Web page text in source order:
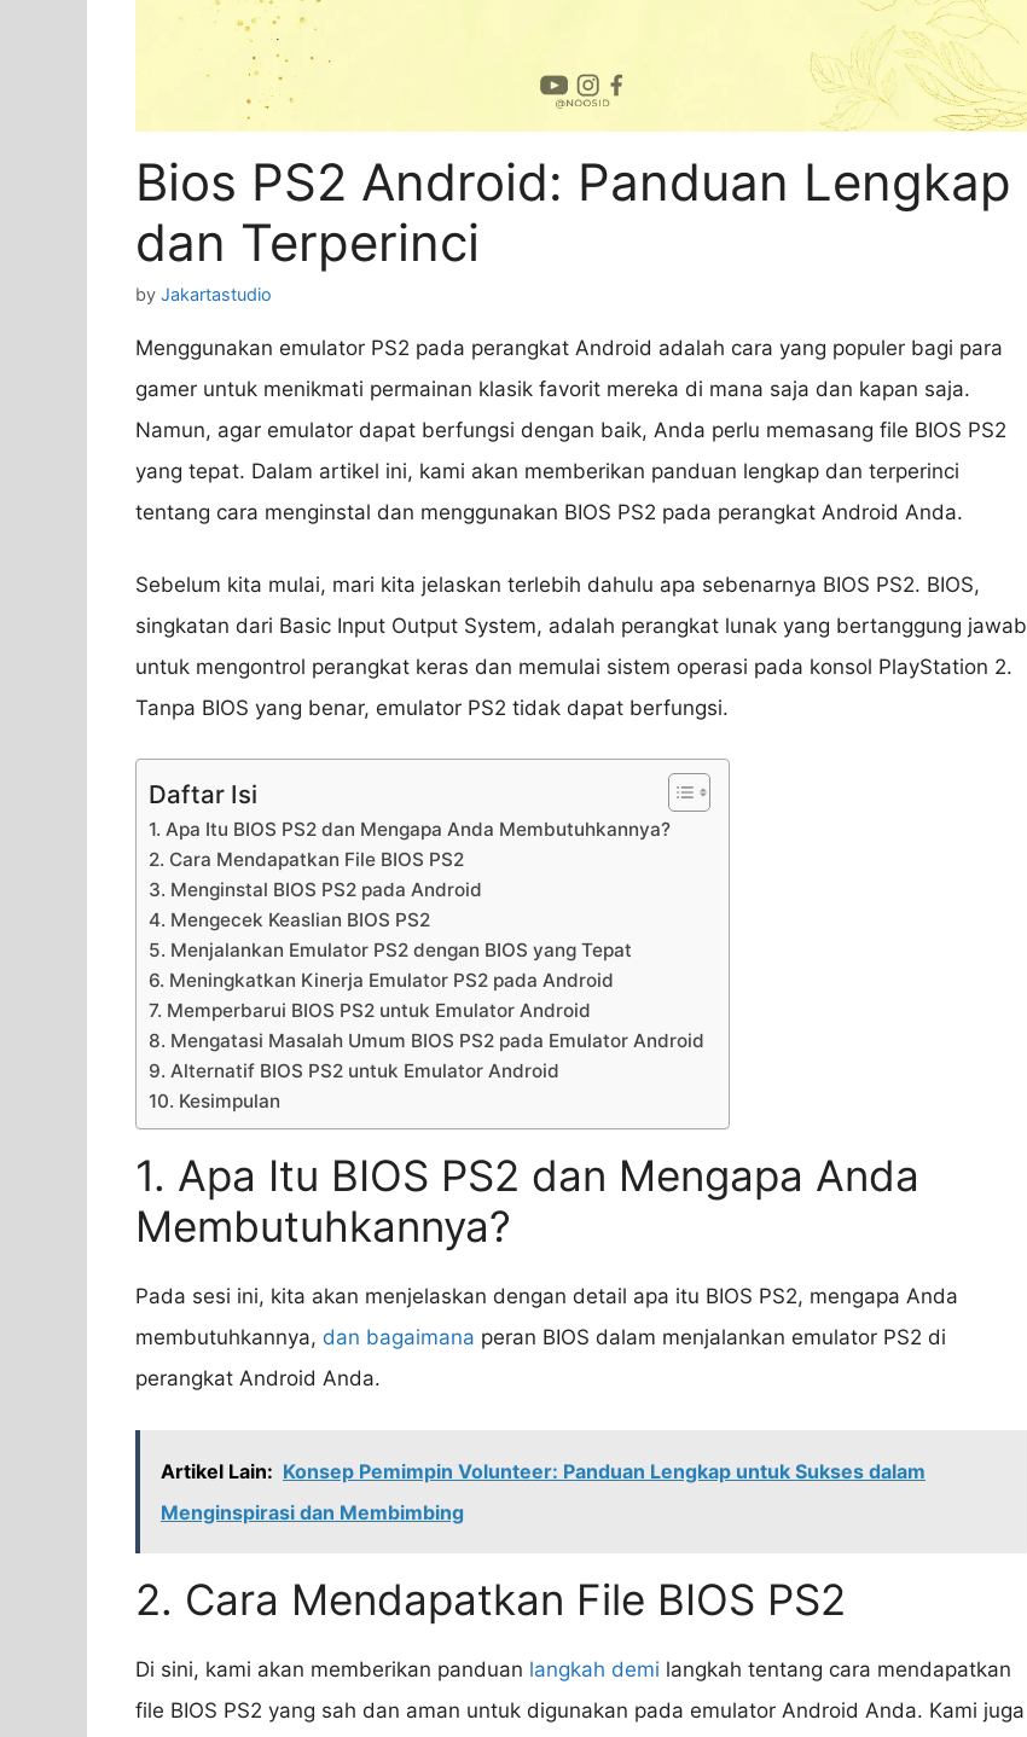
Bios PS2 Android: Panduan Lengkap
dan Terperinci
by Jakartastudio
Menggunakan emulator PS2 pada perangkat Android adalah cara yang populer bagi para
gamer untuk menikmati permainan klasik favorit mereka di mana saja dan kapan saja.
Namun, agar emulator dapat berfungsi dengan baik, Anda perlu memasang file BIOS PS2
yang tepat. Dalam artikel ini, kami akan memberikan panduan lengkap dan terperinci
tentang cara menginstal dan menggunakan BIOS PS2 pada perangkat Android Anda.
Sebelum kita mulai, mari kita jelaskan terlebih dahulu apa sebenarnya BIOS PS2. BIOS,
singkatan dari Basic Input Output System, adalah perangkat lunak yang bertanggung jawab
untuk mengontrol perangkat keras dan memulai sistem operasi pada konsol PlayStation 2.
Tanpa BIOS yang benar, emulator PS2 tidak dapat berfungsi.
Daftar Isi
1. Apa Itu BIOS PS2 dan Mengapa Anda Membutuhkannya?
2. Cara Mendapatkan File BIOS PS2
3. Menginstal BIOS PS2 pada Android
4. Mengecek Keaslian BIOS PS2
5. Menjalankan Emulator PS2 dengan BIOS yang Tepat
6. Meningkatkan Kinerja Emulator PS2 pada Android
7. Memperbarui BIOS PS2 untuk Emulator Android
8. Mengatasi Masalah Umum BIOS PS2 pada Emulator Android
9. Alternatif BIOS PS2 untuk Emulator Android
10. Kesimpulan
1. Apa Itu BIOS PS2 dan Mengapa Anda
Membutuhkannya?
Pada sesi ini, kita akan menjelaskan dengan detail apa itu BIOS PS2, mengapa Anda
membutuhkannya, dan bagaimana peran BIOS dalam menjalankan emulator PS2 di
perangkat Android Anda.
Artikel Lain: Konsep Pemimpin Volunteer: Panduan Lengkap untuk Sukses dalam
Menginspirasi dan Membimbing
2. Cara Mendapatkan File BIOS PS2
Di sini, kami akan memberikan panduan langkah demi langkah tentang cara mendapatkan
file BIOS PS2 yang sah dan aman untuk digunakan pada emulator Android Anda. Kami juga